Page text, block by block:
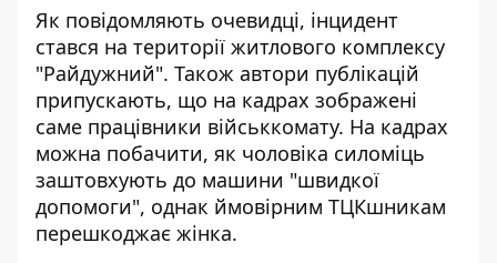
Як повідомляють очевидці, інцидент
стався на території житлового комплексу
"Райдужний". Також автори публікацій
припускають, що на кадрах зображені
саме працівники військкомату. На кадрах
можна побачити, як чоловіка силоміць
заштовхують до машини "швидкої
допомоги", однак ймовірним ТЦКшникам
перешкоджає жінка.